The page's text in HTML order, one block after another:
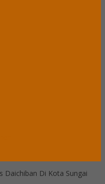
Daichiban Di Kota Sungai